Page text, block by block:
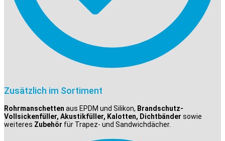
Zusätzlich im Sortiment
Rohrmanschetten aus EPDM und Silikon, Brandschutz-
Vollsickenfüller, Akustikfüller, Kalotten, Dichtbänder sowie
weiteres Zubehör für Trapez- und Sandwichdächer.